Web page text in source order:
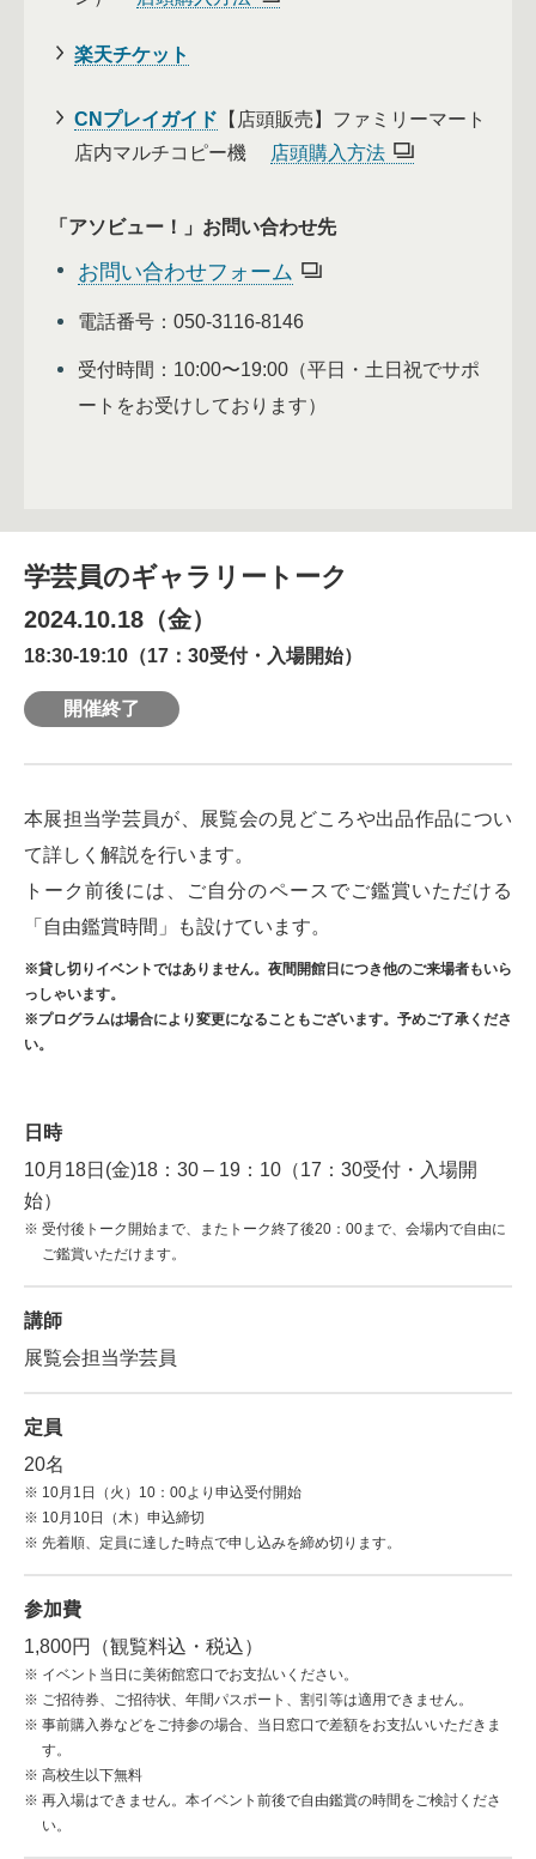
楽天チケット
CNプレイガイド 【店頭販売】ファミリーマート
店内マルチコピー機
店頭購入方法
「アソビュー！」お問い合わせ先
お問い合わせフォーム
電話番号：050-3116-8146
受付時間：10:00〜19:00（平日・土日祝でサポ
ートをお受けしております）
学芸員のギャラリートーク
2024.10.18（金）
18:30-19:10（17：30受付・入場開始）
開催終了
本展担当学芸員が、展覧会の見どころや出品作品につい
て詳しく解説を行います。
トーク前後には、ご自分のペースでご鑑賞いただける
「自由鑑賞時間」も設けています。
※貸し切りイベントではありません。夜間開館日につき他のご来場者もいら
っしゃいます。
※プログラムは場合により変更になることもございます。予めご了承くださ
い。
日時
10月18日(金)18：30 – 19：10（17：30受付・入場開
始）
受付後トーク開始まで、またトーク終了後20：00まで、会場内で自由に
ご鑑賞いただけます。
講師
展覧会担当学芸員
定員
20名
10月1日（火）10：00より申込受付開始
10月10日（木）申込締切
先着順、定員に達した時点で申し込みを締め切ります。
参加費
1,800円（観覧料込・税込）
イベント当日に美術館窓口でお支払いください。
ご招待券、ご招待状、年間パスポート、割引等は適用できません。
事前購入券などをご持参の場合、当日窓口で差額をお支払いいただきま
す。
高校生以下無料
再入場はできません。本イベント前後で自由鑑賞の時間をご検討くださ
い。